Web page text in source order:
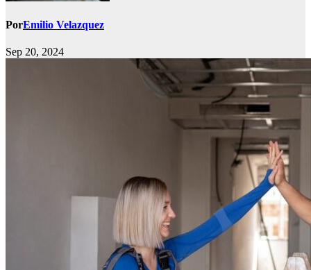
PorEmilio Velazquez
Sep 20, 2024